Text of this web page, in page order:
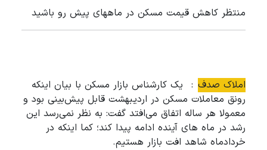
منتظر کاهش قیمت مسکن در ماههای پیش رو باشید
املاک صدف : یک کارشناس بازار مسکن با بیان اینکه
رونق معاملات مسکن در اردیبهشت قابل پیش‌بینی بود و
معمولا هر ساله اتفاق می‌افتد گفت: به نظر نمی‌رسد این
رشد در ماه های آینده ادامه پیدا کند؛ کما اینکه در
خردادماه شاهد افت بازار هستیم.